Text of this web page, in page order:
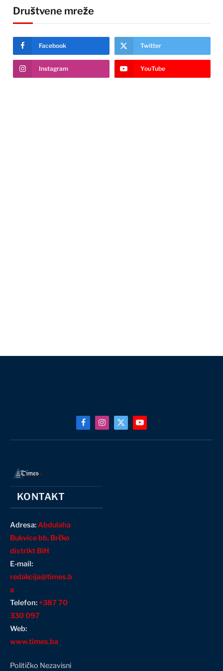
Društvene mreže
Facebook Twitter
Instagram YouTube
FacebookInstagram
X
YouTube
KONTAKT
Adresa:Abdulaha
Bukvice bb, Brčko
distrikt BiH
E-mail:
redakcija@times.b
a
Telefon:+387 70
330 097
Web:
www.times.ba
Političko Nezavisni